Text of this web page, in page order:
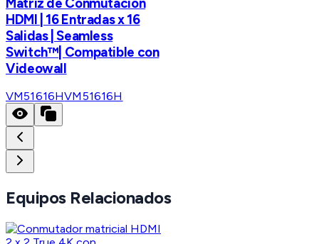
HDMI | 16 Entradas x 16
Salidas | Seamless
Switch™| Compatible con
Videowall
VM51616HVM51616H
Equipos Relacionados